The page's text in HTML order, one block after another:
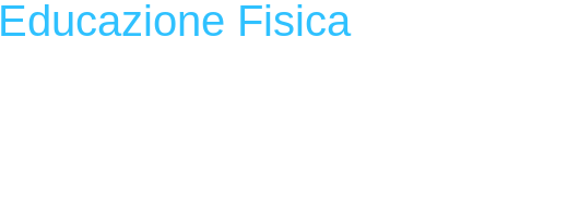
Educazione Fisica